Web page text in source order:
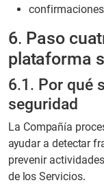
6. Paso
plataforma
6.1. Por qué
seguridad
La Compañía
ayudar a detectar
prevenir
de los Servicios.